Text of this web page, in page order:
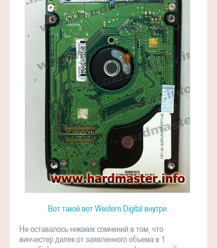
Вот такой вот Western Digital внутри
Не оставалось никаких сомнений в том, что
винчестер далек от заявленного объема в 1